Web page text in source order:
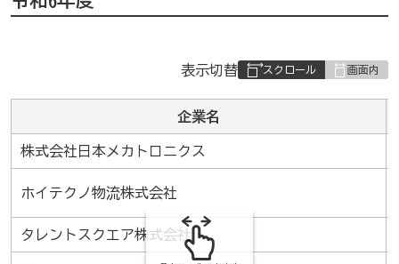
表
み
の
表示切替
企業名
株式会社日本メカトロニクス
ホイテクノ物流株式会社
タレントスクエア株式会社